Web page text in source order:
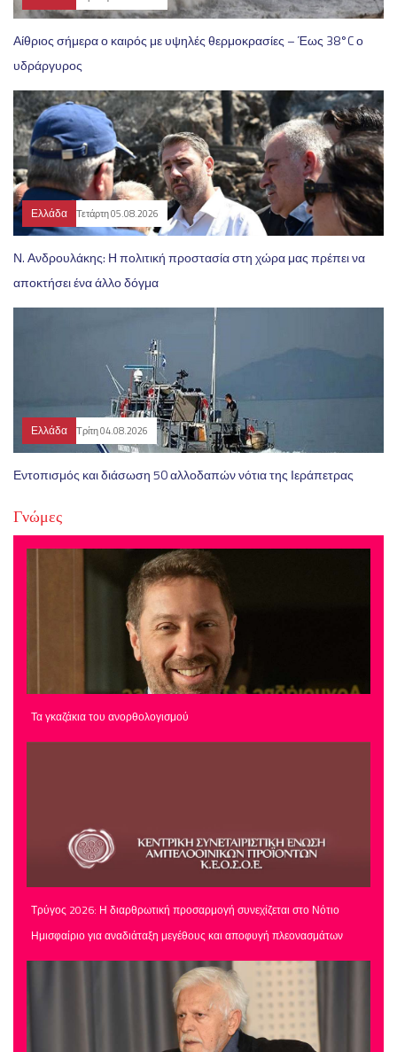
Αίθριος σήμερα ο καιρός με υψηλές θερμοκρασίες – Έως 38°C ο
υδράργυρος
Ελλάδα Τετάρτη 05.08.2026
Ν. Ανδρουλάκης: Η πολιτική προστασία στη χώρα μας πρέπει να
αποκτήσει ένα άλλο δόγμα
Ελλάδα Τρίτη 04.08.2026
Εντοπισμός και διάσωση 50 αλλοδαπών νότια της Ιεράπετρας
Γνώμες
Τα γκαζάκια του ανορθολογισμού
Τρύγος 2026: Η διαρθρωτική προσαρμογή συνεχίζεται στο Νότιο
Ημισφαίριο για αναδιάταξη μεγέθους και αποφυγή πλεονασμάτων